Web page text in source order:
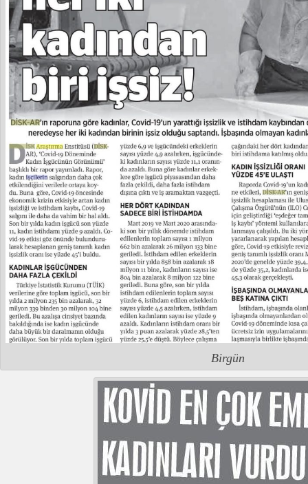
Birgün